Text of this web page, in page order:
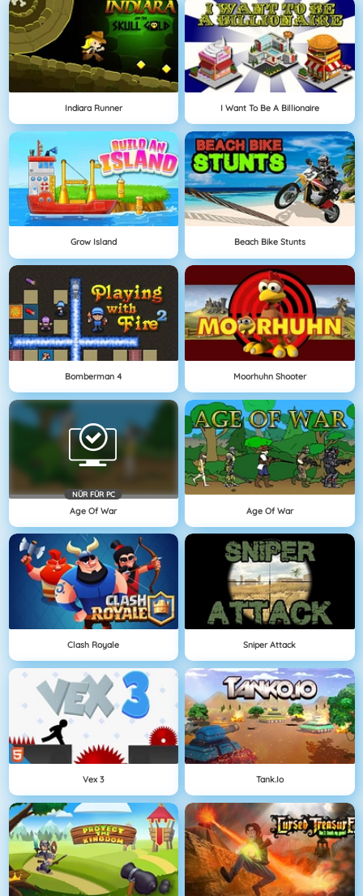
Indiara Runner I Want To Be A Billionaire
Grow Island Beach Bike Stunts
Bomberman 4 Moorhuhn Shooter
NÜR FÜR PC
Age Of War Age Of War
Clash Royale Sniper Attack
Vex 3 Tank.io